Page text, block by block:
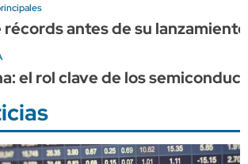
récords antes de su
el rol clave de los